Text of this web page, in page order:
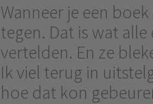
Wanneer je een
tegen. Dat is wat
vertelden. En ze
Ik viel terug in
hoe dat kon